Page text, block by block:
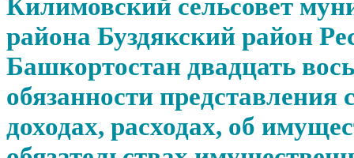
района Буздякский район
Башкортостан двадцать
обязанности представления
доходах, расходах, об